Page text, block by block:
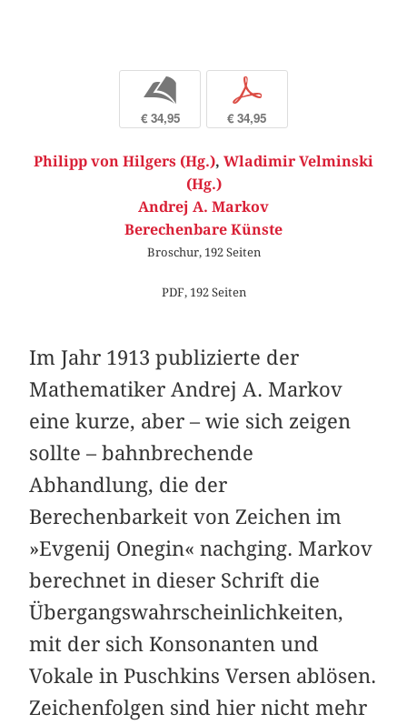
b
€ 34,95
p
€ 34,95
Philipp von Hilgers (Hg.), Wladimir Velminski
(Hg.)
Andrej A. Markov
Berechenbare Künste
Broschur, 192 Seiten
PDF, 192 Seiten
Im Jahr 1913 publizierte der
Mathematiker Andrej A. Markov
eine kurze, aber – wie sich zeigen
sollte – bahnbrechende
Abhandlung, die der
Berechenbarkeit von Zeichen im
»Evgenij Onegin« nachging. Markov
berechnet in dieser Schrift die
Übergangswahrscheinlichkeiten,
mit der sich Konsonanten und
Vokale in Puschkins Versen ablösen.
Zeichenfolgen sind hier nicht mehr